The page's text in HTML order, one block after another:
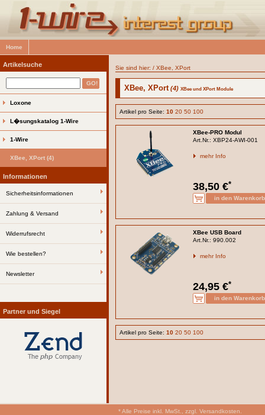
Home
Artikelsuche
Loxone
L�sungskatalog 1-Wire
1-Wire
XBee, XPort (4)
Informationen
Sicherheitsinformationen
Zahlung & Versand
Widerrufsrecht
Wie bestellen?
Newsletter
Partner und Siegel
Sie sind hier: / XBee, XPort
XBee, XPort (4) XBee und XPort Module
Artikel pro Seite: 10 20 50 100
XBee-PRO Modul
Art.Nr.: XBP24-AWI-001
mehr Info
38,50 €*
XBee USB Board
Art.Nr.: 990.002
mehr Info
24,95 €*
Artikel pro Seite: 10 20 50 100
* Alle Preise inkl. MwSt., zzgl. Versandkosten.